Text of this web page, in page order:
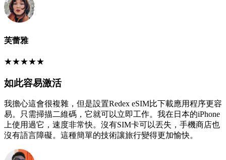
芙蕾雅
★★★★★
如此容易激活
我擔心這會很複雜，但是設置Redex eSIM比下載應用程序更容
易。只需掃描二維碼，它就可以立即工作。我在日本的iPhone
上使用過它，速度非常快。沒有SIM卡可以丟失，手機商店也
沒有語言障礙。這種簡單的技術讓旅行變得更加愉快。